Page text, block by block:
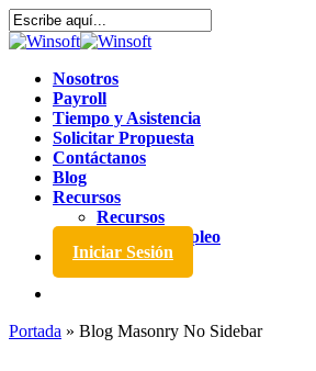
Nosotros
Payroll
Tiempo y Asistencia
Solicitar Propuesta
Contáctanos
Blog
Recursos
Recursos
Bolsa de Empleo
Iniciar Sesión
Portada » Blog Masonry No Sidebar